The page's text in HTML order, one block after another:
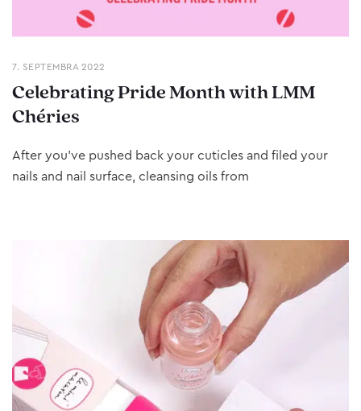
7. SEPTEMBRA 2022
Celebrating Pride Month with LMM
Chéries
After you’ve pushed back your cuticles and filed your
nails and nail surface, cleansing oils from